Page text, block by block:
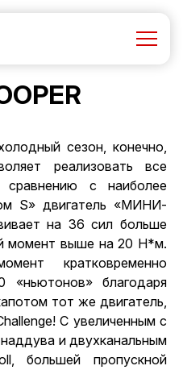
сезон, конечно,
реализовать все
с наиболее
S» двигатель «МИНИ-
на 36 сил больше
момент выше на 20 Н*м.
кратковременно
благодаря
тот же двигатель,
С увеличенным с
и двухканальным
большей пропускной